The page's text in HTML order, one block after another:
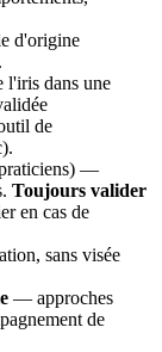
d'origine
dans une
de
—
Toujours valider
en cas de
sans visée
— approches
de